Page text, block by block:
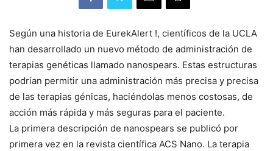
Según una historia de EurekAlert !, científicos de la UCLA
han desarrollado un nuevo método de administración de
terapias genéticas llamado nanospears. Estas estructuras
podrían permitir una administración más precisa y precisa
de las terapias génicas, haciéndolas menos costosas, de
acción más rápida y más seguras para el paciente.
La primera descripción de nanospears se publicó por
primera vez en la revista científica ACS Nano. La terapia